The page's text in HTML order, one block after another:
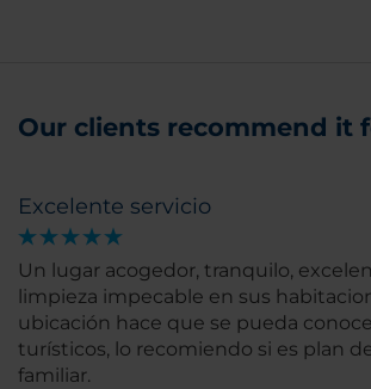
Our clients recommend it
Excelente servicio
Un lugar acogedor, tranquilo,
limpieza impecable en sus
ubicación hace que se pueda
turísticos, lo recomiendo si es plan
familiar.